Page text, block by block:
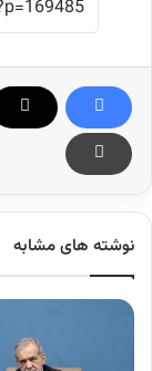
نوشته های مشابه